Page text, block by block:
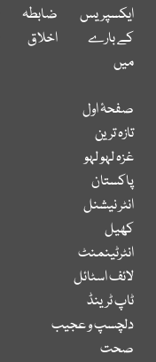
ایکسپریس
کے بارے
میں
ضابطہ
اخلاق
صفحۂ اول
تازہ ترین
غزہ لہو لہو
پاکستان
انٹر نیشنل
کھیل
انٹرٹینمنٹ
لائف اسٹائل
ٹاپ ٹرینڈ
دلچسپ و عجیب
صحت